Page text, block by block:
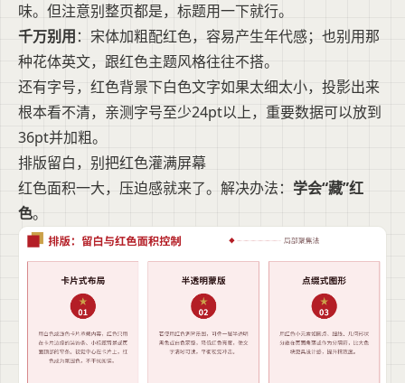
味。但注意别整页都是，标题用一下就行。
千万别用：宋体加粗配红色，容易产生年代感；也别用那
种花体英文，跟红色主题风格往往不搭。
还有字号，红色背景下白色文字如果太细太小，投影出来
根本看不清，亲测字号至少24pt以上，重要数据可以放到
36pt并加粗。
排版留白，别把红色灌满屏幕
红色面积一大，压迫感就来了。解决办法： 学会“藏”红
色。